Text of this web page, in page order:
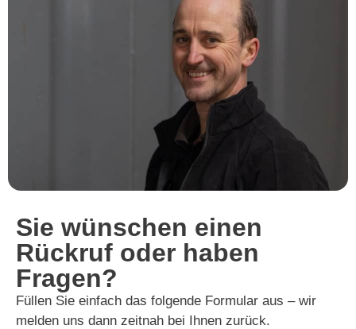
Sie wünschen einen
Rückruf oder haben
Fragen?
Füllen Sie einfach das folgende Formular aus – wir
melden uns dann zeitnah bei Ihnen zurück.